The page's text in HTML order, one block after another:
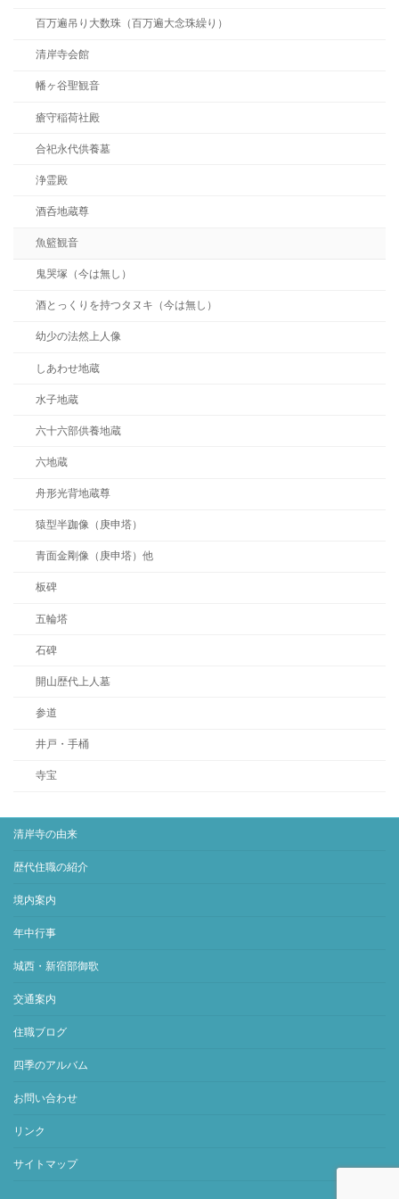
百万遍吊り大数珠（百万遍大念珠繰り）
清岸寺会館
幡ヶ谷聖観音
瘡守稲荷社殿
合祀永代供養墓
浄霊殿
酒呑地蔵尊
魚籃観音
鬼哭塚（今は無し）
酒とっくりを持つタヌキ（今は無し）
幼少の法然上人像
しあわせ地蔵
水子地蔵
六十六部供養地蔵
六地蔵
舟形光背地蔵尊
猿型半跏像（庚申塔）
青面金剛像（庚申塔）他
板碑
五輪塔
石碑
開山歴代上人墓
参道
井戸・手桶
寺宝
清岸寺の由来
歴代住職の紹介
境内案内
年中行事
城西・新宿部御歌
交通案内
住職ブログ
四季のアルバム
お問い合わせ
リンク
サイトマップ